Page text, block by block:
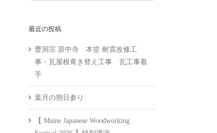
最近の投稿
曹洞宗 原中寺 本堂 耐震改修工
事・瓦屋根葺き替え工事 瓦工事着
手
葉月の朔日参り
【 Maine Japanese Woodworking